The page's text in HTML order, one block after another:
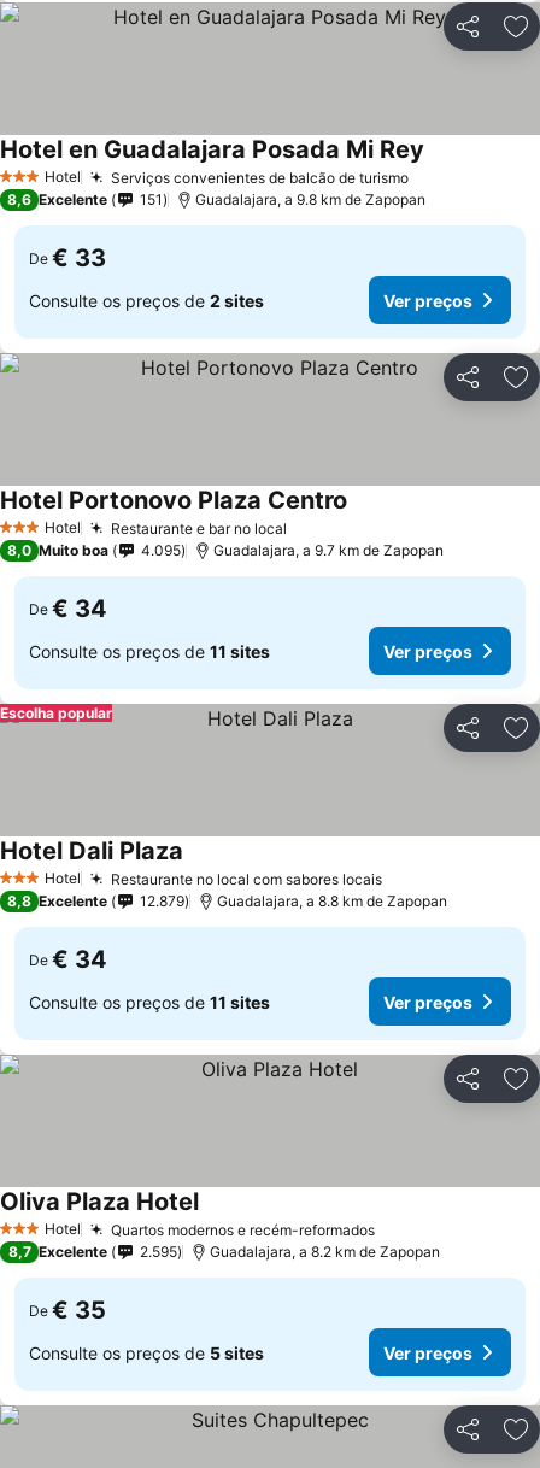
Partilhar
3 EstrelasHotel Serviços convenientes de balcão de turismo
Hotel en Guadalajara Posada Mi Rey
8,6 Excelente 151 Guadalajara, a 9.8 km de Zapopan
De € 33
Consulte os preços de 2 sites Ver preços
Partilhar
3 EstrelasHotel Restaurante e bar no local
Hotel Portonovo Plaza Centro
8,0 Muito boa 4.095 Guadalajara, a 9.7 km de Zapopan
De € 34
Consulte os preços de 11 sites Ver preços
Partilhar
Escolha popular
3 EstrelasHotel Restaurante no local com sabores locais
Hotel Dali Plaza
8,8 Excelente 12.879 Guadalajara, a 8.8 km de Zapopan
De € 34
Consulte os preços de 11 sites Ver preços
Partilhar
3 EstrelasHotel Quartos modernos e recém-reformados
Oliva Plaza Hotel
8,7 Excelente 2.595 Guadalajara, a 8.2 km de Zapopan
De € 35
Consulte os preços de 5 sites Ver preços
Partilhar